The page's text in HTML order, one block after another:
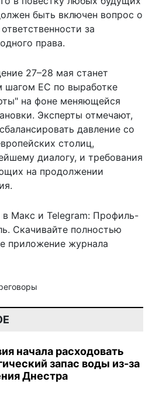
быть включен вопрос о
за
права.
27–28 мая станет
ЕС по выработке
на фоне меняющейся
Эксперты отмечают,
давление со
столиц,
диалогу, и требования
на продолжении
в Макс и Telegram: Профиль-
. Скачивайте полностью
приложение журнала
начала расходовать
запас воды из-за
Днестра